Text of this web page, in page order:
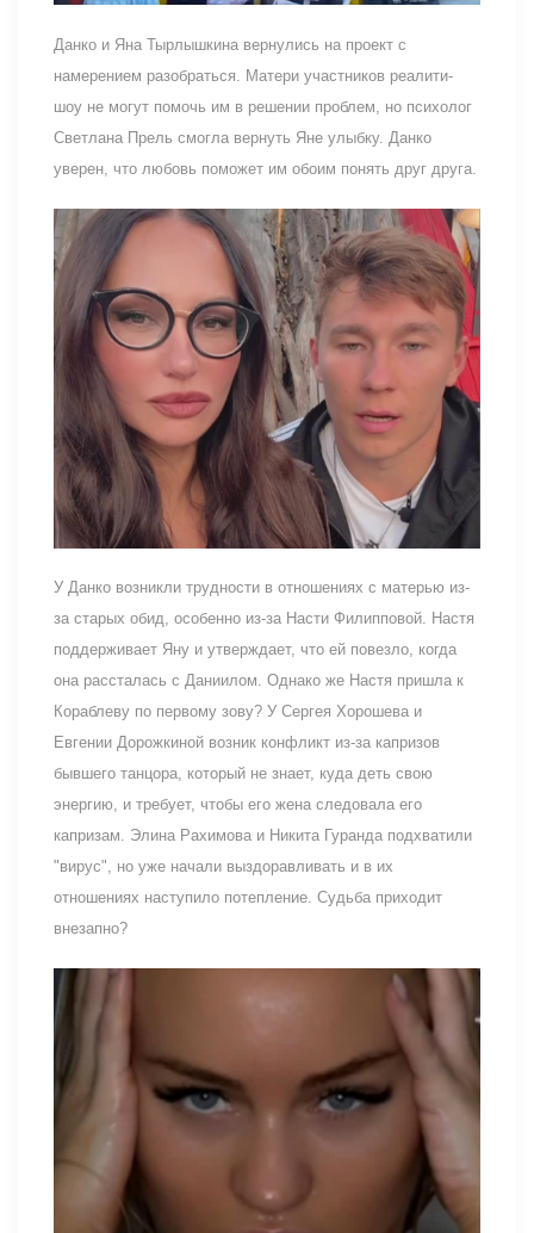
Данко и Яна Тырлышкина вернулись на проект с
намерением разобраться. Матери участников реалити-
шоу не могут помочь им в решении проблем, но психолог
Светлана Прель смогла вернуть Яне улыбку. Данко
уверен, что любовь поможет им обоим понять друг друга.
У Данко возникли трудности в отношениях с матерью из-
за старых обид, особенно из-за Насти Филипповой. Настя
поддерживает Яну и утверждает, что ей повезло, когда
она рассталась с Даниилом. Однако же Настя пришла к
Кораблеву по первому зову? У Сергея Хорошева и
Евгении Дорожкиной возник конфликт из-за капризов
бывшего танцора, который не знает, куда деть свою
энергию, и требует, чтобы его жена следовала его
капризам. Элина Рахимова и Никита Гуранда подхватили
"вирус", но уже начали выздоравливать и в их
отношениях наступило потепление. Судьба приходит
внезапно?